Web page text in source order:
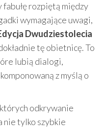
fabułę rozpiętą między
wymagające uwagi,
Dwudziestolecia
tę obietnicę. To
lubią dialogi,
z myślą o
odkrywanie
nie tylko szybkie